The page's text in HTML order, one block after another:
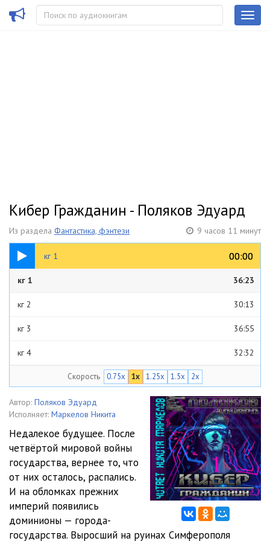
Кибер Гражданин - Поляков Эдуард
Из раздела Фантастика, фэнтези 9 часов 11 минут
кг 1 00:00
00:00
36:23
кг 1 36:23
кг 2 30:13
кг 3 36:55
кг 4 32:32
кг 6 23:15
23:00
кг 8 22:27
кг 9 33:51
кг 10 25:42
кг 11
Скорость 0.75x 1x 1.25x 1.5x 2x
Автор: Поляков Эдуард
Исполняет: Маркелов Никита
Недалекое будущее. После
четвёртой мировой войны
государства, вернее то, что
от них осталось, распались.
И на обломках прежних
империй появились
доминионы — города-
государства. Выросший на руинах Симферополя